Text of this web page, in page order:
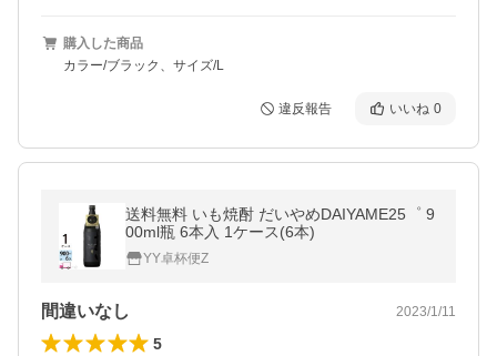
購入した商品
カラー/ブラック、サイズ/L
違反報告 いいね 0
送料無料 いも焼酎 だいやめDAIYAME25゜ 9
00ml瓶 6本入 1ケース(6本)
YY卓杯便Z
間違いなし 2023/1/11
5